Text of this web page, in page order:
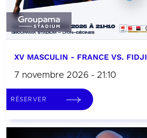
XV MASCULIN - FRANCE VS. FIDJI
7 novembre 2026 - 21:10
RÉSERVER